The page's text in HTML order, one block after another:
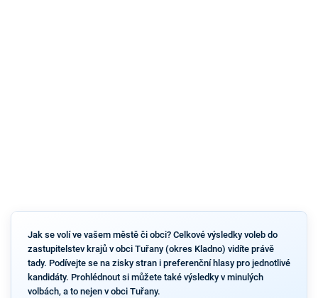
Jak se volí ve vašem městě či obci? Celkové výsledky voleb do
zastupitelstev krajů v obci Tuřany (okres Kladno) vidíte právě
tady. Podívejte se na zisky stran i preferenční hlasy pro jednotlivé
kandidáty. Prohlédnout si můžete také výsledky v minulých
volbách, a to nejen v obci Tuřany.